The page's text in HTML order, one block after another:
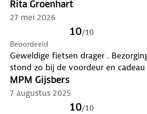
Rita Groenhart
27 mei 2026
10/10
Beoordeeld
Geweldige fietsen drager .
stond zo bij de voordeur en
MPM Gijsbers
7 augustus 2025
10/10